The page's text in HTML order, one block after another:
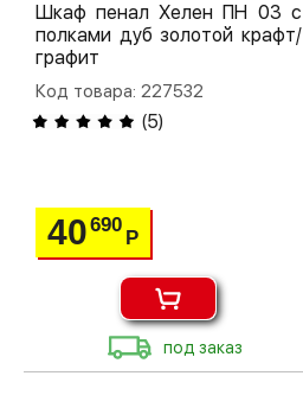
Шкаф пенал Хелен ПН 03 с
полками дуб золотой крафт/
графит
Код товара: 227532
(5)
40690
Р
под заказ